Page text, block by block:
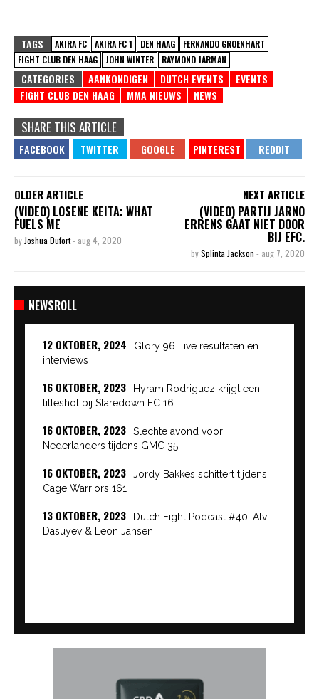
TAGS AKIRA FC AKIRA FC 1 DEN HAAG
FERNANDO GROENHART
FIGHT CLUB DEN HAAG
JOHN WINTER RAYMOND JARMAN
CATEGORIES AANKONDIGEN DUTCH EVENTS
EVENTS
FIGHT CLUB DEN HAAG
MMA NIEUWS NEWS
SHARE THIS ARTICLE
OLDER ARTICLE
(VIDEO) LOSENE KEITA: WHAT
FUELS ME
by Joshua Dufort- aug 4, 2020
NEXT ARTICLE
(VIDEO) PARTIJ JARNO
ERRENS GAAT NIET DOOR
BIJ EFC.
bySplinta Jackson - aug 7, 2020
NEWSROLL
12 OKTOBER, 2024
Glory 96 Live resultaten en
interviews
16 OKTOBER, 2023
Hyram Rodriguez krijgt een
titleshot bij Staredown FC 16
16 OKTOBER, 2023
Slechte avond voor
Nederlanders tijdens GMC 35
16 OKTOBER, 2023
Jordy Bakkes schittert tijdens
Cage Warriors 161
13 OKTOBER, 2023
Dutch Fight Podcast #40: Alvi
Dasuyev & Leon Jansen